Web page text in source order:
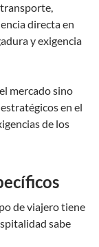
directa en
y exigencia
mercado sino
en el
de los
de viajero tiene
sabe